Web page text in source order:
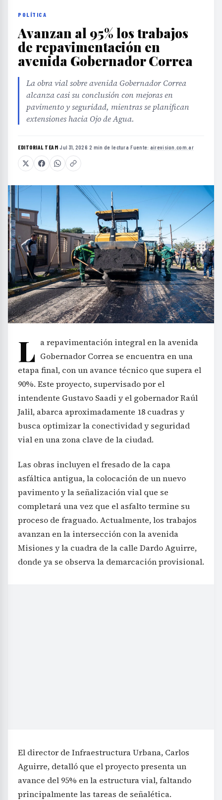
POLÍTICA
Avanzan al 95% los trabajos
de repavimentación en
avenida Gobernador Correa
La obra vial sobre avenida Gobernador Correa
alcanza casi su conclusión con mejoras en
pavimento y seguridad, mientras se planifican
extensiones hacia Ojo de Agua.
EDITORIAL TEAM·Jul 31, 2026·2 min de lectura·Fuente: airevision.com.ar
L a repavimentación integral en la avenida
Gobernador Correa se encuentra en una
etapa final, con un avance técnico que supera el
90%. Este proyecto, supervisado por el
intendente Gustavo Saadi y el gobernador Raúl
Jalil, abarca aproximadamente 18 cuadras y
busca optimizar la conectividad y seguridad
vial en una zona clave de la ciudad.
Las obras incluyen el fresado de la capa
asfáltica antigua, la colocación de un nuevo
pavimento y la señalización vial que se
completará una vez que el asfalto termine su
proceso de fraguado. Actualmente, los trabajos
avanzan en la intersección con la avenida
Misiones y la cuadra de la calle Dardo Aguirre,
donde ya se observa la demarcación provisional.
El director de Infraestructura Urbana, Carlos
Aguirre, detalló que el proyecto presenta un
avance del 95% en la estructura vial, faltando
principalmente las tareas de señalética.